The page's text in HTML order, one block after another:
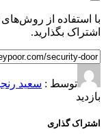
با استفاده از
اشتراک بگذارید.
توسط : سعید
بازدید
اشتراک گذاری